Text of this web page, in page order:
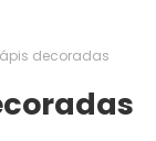
decoradas